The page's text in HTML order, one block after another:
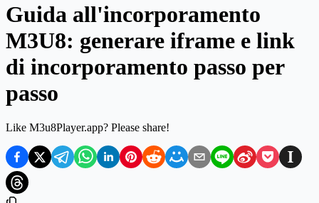
Guida all'incorporamento
M3U8: generare iframe e link
di incorporamento passo per
passo
Like M3u8Player.app? Please share!